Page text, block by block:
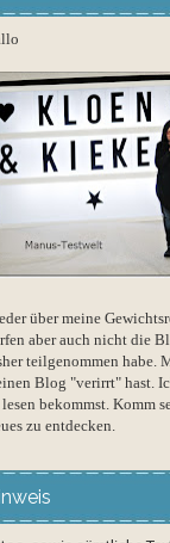
über meine
aber auch nicht die
teilgenommen habe.
Blog "verirrt" hast.
bekommst. Komm
zu entdecken.